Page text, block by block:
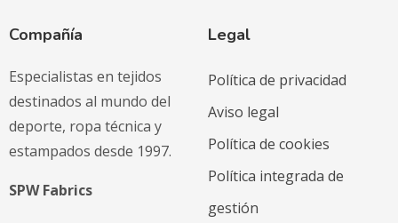
Compañía
Especialistas en tejidos
destinados al mundo del
deporte, ropa técnica y
estampados desde 1997.
SPW Fabrics
Legal
Política de privacidad
Aviso legal
Política de cookies
Política integrada de
gestión